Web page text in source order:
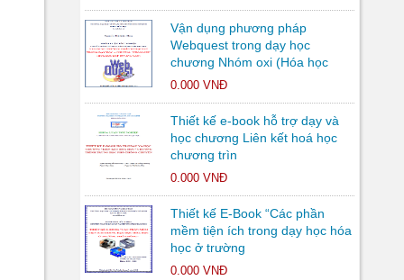
Vận dụng phương pháp
Webquest trong dạy học
chương Nhóm oxi (Hóa học
0.000 VNĐ
Thiết kế e-book hỗ trợ dạy và
học chương Liên kết hoá học
chương trìn
0.000 VNĐ
Thiết kế E-Book “Các phần
mềm tiện ích trong dạy học hóa
học ở trường
0.000 VNĐ